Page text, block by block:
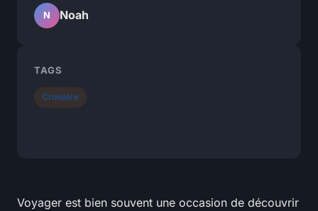
Voyager est bien souvent une occasion de découvrir
N Noah
TAGS
Croisière